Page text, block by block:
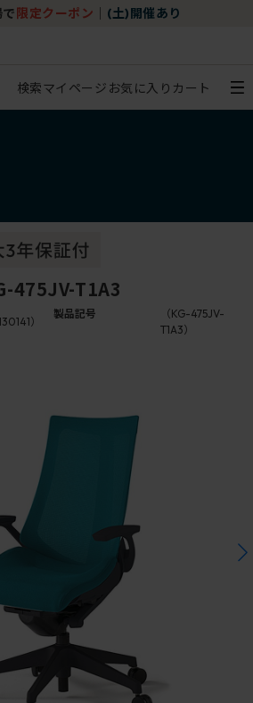
限定クーポン (土)開催あり
検索マイページ お気に入り カート
475JV-T1A3
）
製品記号
（KG-475JV-
T1A3）